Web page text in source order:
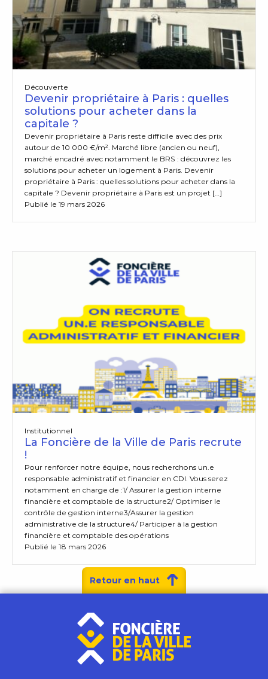
Devenir propriétaire à Paris : quelles
solutions pour acheter dans la
capitale ?
Découverte
Devenir propriétaire à Paris reste difficile avec des prix
autour de 10 000 €/m². Marché libre (ancien ou neuf),
marché encadré avec notamment le BRS : découvrez les
solutions pour acheter un logement à Paris. Devenir
propriétaire à Paris : quelles solutions pour acheter dans la
capitale ? Devenir propriétaire à Paris est un projet […]
Publié le 19 mars 2026
La Foncière de la Ville de Paris recrute
!
Institutionnel
Pour renforcer notre équipe, nous recherchons un.e
responsable administratif et financier en CDI. Vous serez
notamment en charge de :1/ Assurer la gestion interne
financière et comptable de la structure2/ Optimiser le
contrôle de gestion interne3/Assurer la gestion
administrative de la structure4/ Participer à la gestion
financière et comptable des opérations
Publié le 18 mars 2026
Retour en haut